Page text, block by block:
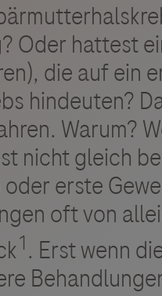
Oder hattest
die auf ein
hindeuten?
Warum?
nicht gleich
erste
oft von
1. Erst wenn